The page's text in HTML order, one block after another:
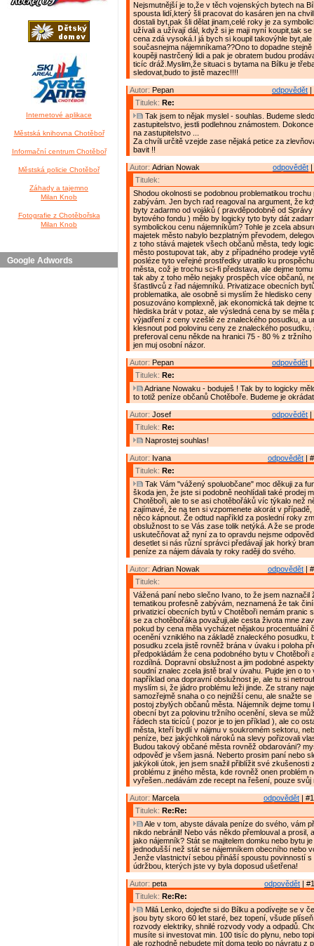
Internetové aplikace
Městská knihovna Chotěboř
Informační centrum Chotěboř
Městská policie Chotěboř
Záhady a tajemno
Milan Knob
Fotografie z Chotěbořska
Milan Knob
Google Adwords
Nejsmutnější je to,že v těch vojenských bytech na
spousta lidí,který šli pracovat do kasáren jen na
dostali byt,pak šli dělat jinam,celé roky je za
užívali a užívají dál, když si je maji nyní koupit,tak se
cena zdá vysoká.I já bych si koupil takovýhle byt,ale
současnejma nájemníkama??Ono to dopadne
koupěji nastrčený lidi a pak je obratem budou
ticíc dráž.Myslim,že situaci s bytama na Bílku je
sledovat,budo to jistě mazec!!!!
odpovědět |
Autor: Pepan
Titulek: Re:
Tak jsem to nějak myslel - souhlas. Budeme
zastupitelstvo, jestli podlehnou známostem.
na zastupitelstvo ...
Za chvíli určitě vzejde zase nějaká petice za
bavit !!
odpovědět
Autor: Adrian Nowak
Titulek:
Shodou okolnosti se podobnou problematikou trochu
zabývám. Jen bych rad reagoval na argument, že
byty zadarmo od vojáků ( pravděpodobně od
bytového fondu ) mělo by logicky tyto byty dát
symbolickou cenu nájemníkům? Tohle je zcela
majetek město nabylo bezplatným převodem,
z toho stává majetek všech občanů města, tedy
město postupovat tak, aby z případného prodeje
posléze tyto veřejné prostředky utratilo ku
města, což je trochu sci-fi představa, ale dejme
tak aby z toho mělo nejaky prospěch více občanů,
šťastlivců z řad nájemníků. Privatizace obecních
problematika, ale osobně si myslím že hledisko ceny
posuzováno komplexně, jak ekonomická tak dejme
hlediska brát v potaz, ale výsledná cena by se měla
výjadření z ceny vzešlé ze znaleckého posudku, a
klesnout pod polovinu ceny ze znaleckého
preferoval cenu někde na hranici 75 - 80 % z tržního
jen muj osobní názor.
odpovědět |
Autor: Pepan
Titulek: Re:
Adriane Nowaku - boduješ ! Tak by to logicky
to totiž peníze občanů Chotěboře. Budeme je
odpovědět |
Autor: Josef
Titulek: Re:
Naprostej souhlas!
odpovědět |
Autor: Ivana
Titulek: Re:
Tak Vám "vážený spoluobčane" moc děkuji za
škoda jen, že jste si podobně neohlídali také prodej
Chotěboři, ale to se asi chotěbořáků víc týkalo než
zajímavé, že na ten si vzpomenete akorát v případě,
něco kápnout. Že odtud napříkld za poslední roky
obslužnost to se Vás zase tolik netýká. A že se
uskutečňovat až nyní za to opravdu nejsme
desetlet si nás různí správci předávají jak horký
peníze za nájem dávala ty roky raději do svého.
odpovědět |
Autor: Adrian Nowak
Titulek:
Vážená paní nebo slečno Ivano, to že jsem naznačil
tematikou profesně zabývám, neznamená že tak
privatizicí obecních bytů v Chotěboři nemám pranic
se za chotěbořáka považuji,ale cesta života mne
pokud by cena měla vycházet nějakou procentuální
ocenění vzniklého na základě znaleckého posudku,
posudku zcela jistě rovněž brána v úvaku i poloha
předpokládám že cena podobného bytu v Chotěboři
rozdílná. Dopravní obslužnost a jim podobné
soudní znalec zcela jistě bral v úvahu. Pujde jen o to
například ona dopravní obslužnost je, ale tu si
myslím si, že jádro problému leži jinde. Ze strany
samozřejmě snaha o co nejnižší cenu, ale snažte se
postoj zbylých občanů města. Nájemník dejme tomu
obecní byt za polovinu tržního ocenění, sleva se
řádech sta ticíců ( pozor je to jen příklad ), ale co
města, kteří bydlí v nájmu v soukromém sektoru,
peníze, bez jakýchkoli nároků na slevy pořizovali
Budou takový občané města rovněž obdarováni?
odpověď je všem jasná. Neberto prosim paní nebo
jakýkoli útok, jen jsem snažil přiblížit své zkušenosti
problému z jiného města, kde rovněž onen problém
vyřešen..nedávám zde recept na řešení, pouze svůj
odpovědět |
Autor: Marcela
Titulek: Re:Re:
Ale v tom, abyste dávala peníze do svého, vám
nikdo nebránil! Nebo vás někdo přemlouval a prosil,
jako nájemník? Stát se majitelem domku nebo bytu
jednodušší než stát se nájemníkem obecního nebo
Jenže vlastnictví sebou přináší spoustu povinností s
údržbou, kterých jste vy byla doposud ušetřena!
odpovědět |
Autor: peta
Titulek: Re:Re:
Milá Lenko, dojeďte si do Bílku a podívejte se v
jsou byty skoro 60 let staré, bez topení, všude
rozvody elektriky, shnilé rozvody vody a odpadů.
musíte si investovat min. 100 tisíc do plynu, nebo
ale rozhodně nebudete mít doma teplo po návratu z